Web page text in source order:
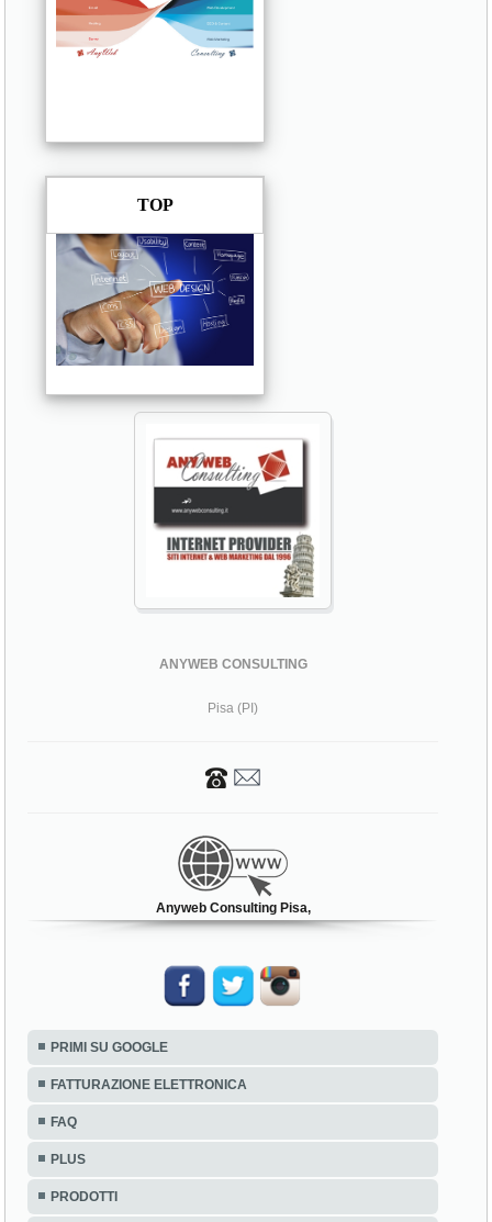
TOP
ANYWEB CONSULTING
Pisa (PI)
Anyweb Consulting Pisa,
PRIMI SU GOOGLE
FATTURAZIONE ELETTRONICA
FAQ
PLUS
PRODOTTI